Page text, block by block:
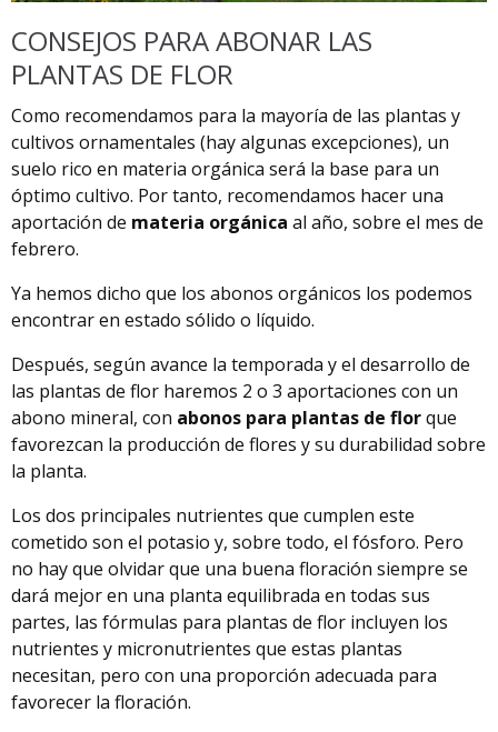
CONSEJOS PARA ABONAR LAS
PLANTAS DE FLOR
Como recomendamos para la mayoría de las plantas y
cultivos ornamentales (hay algunas excepciones), un
suelo rico en materia orgánica será la base para un
óptimo cultivo. Por tanto, recomendamos hacer una
aportación de materia orgánica al año, sobre el mes de
febrero.
Ya hemos dicho que los abonos orgánicos los podemos
encontrar en estado sólido o líquido.
Después, según avance la temporada y el desarrollo de
las plantas de flor haremos 2 o 3 aportaciones con un
abono mineral, con abonos para plantas de florque
favorezcan la producción de flores y su durabilidad sobre
la planta.
Los dos principales nutrientes que cumplen este
cometido son el potasio y, sobre todo, el fósforo. Pero
no hay que olvidar que una buena floración siempre se
dará mejor en una planta equilibrada en todas sus
partes, las fórmulas para plantas de flor incluyen los
nutrientes y micronutrientes que estas plantas
necesitan, pero con una proporción adecuada para
favorecer la floración.